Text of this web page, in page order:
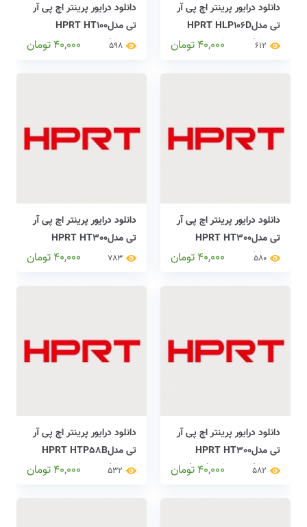
دانلود درایور پرینتر اچ پی آر
تی مدلHPRT HLP106D
LABEL printers drivers
612
40,000 تومان
دانلود درایور پرینتر اچ پی آر
تی مدلHPRT HT100
printers drivers
598
40,000 تومان
دانلود درایور پرینتر اچ پی آر
تی مدلHPRT HT300
printers drivers
580
40,000 تومان
دانلود درایور پرینتر اچ پی آر
تی مدلHPRT HT300
printers drivers
783
40,000 تومان
دانلود درایور پرینتر اچ پی آر
تی مدلHPRT HT300
printers drivers (کپی)
582
40,000 تومان
دانلود درایور پرینتر اچ پی آر
تی مدلHPRT HTP58B
printers drivers
532
40,000 تومان